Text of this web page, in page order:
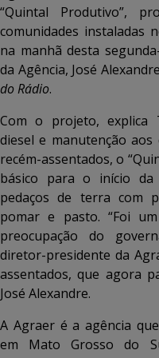
“Quintal Produtivo”,
comunidades instaladas
na manhã desta
da Agência, José
do Rádio.
Com o projeto, explica
diesel e manutenção
recém-assentados, o
básico para o início da
pedaços de terra com
pomar e pasto. “Foi
preocupação do
diretor-presidente da
assentados, que agora
José Alexandre.
A Agraer é a agência
em Mato Grosso do